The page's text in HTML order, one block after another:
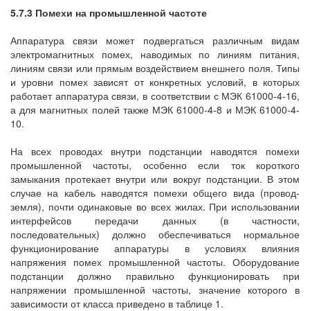
5.7.3 Помехи на промышленной частоте
Аппаратура связи может подвергаться различным видам
электромагнитных помех, наводимых по линиям питания,
линиям связи или прямым воздействием внешнего поля. Типы
и уровни помех зависят от конкретных условий, в которых
работает аппаратура связи, в соответствии с МЭК 61000-4-16,
а для магнитных полей также МЭК 61000-4-8 и МЭК 61000-4-
10.
На всех проводах внутри подстанции наводятся помехи
промышленной частоты, особенно если ток короткого
замыкания протекает внутри или вокруг подстанции. В этом
случае на кабель наводятся помехи общего вида (провод-
земля), почти одинаковые во всех жилах. При использовании
интерфейсов передачи данных (в частности,
последовательных) должно обеспечиваться нормальное
функционирование аппаратуры в условиях влияния
напряжения помех промышленной частоты. Оборудование
подстанции должно правильно функционировать при
напряжении промышленной частоты, значение которого в
зависимости от класса приведено в таблице 1.